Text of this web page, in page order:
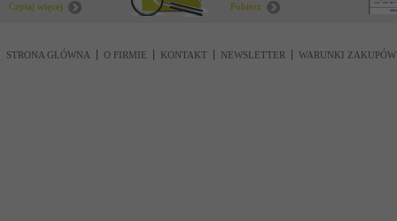
Czytaj więcej
Pobierz
STRONA GŁÓWNA O FIRMIE KONTAKT NEWSLETTER WARUNKI ZAKUPÓW